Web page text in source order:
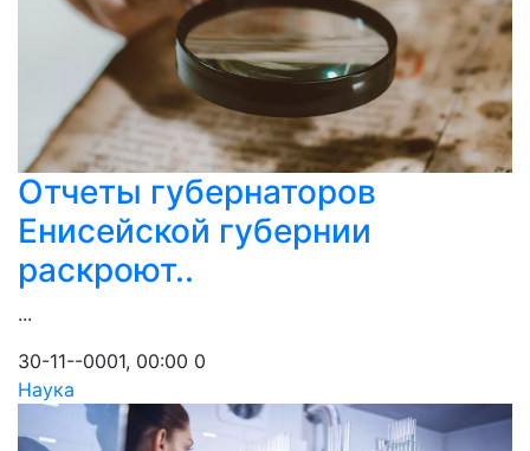
Отчеты губернаторов
Енисейской губернии
раскроют..
...
30-11--0001, 00:00 0
Наука